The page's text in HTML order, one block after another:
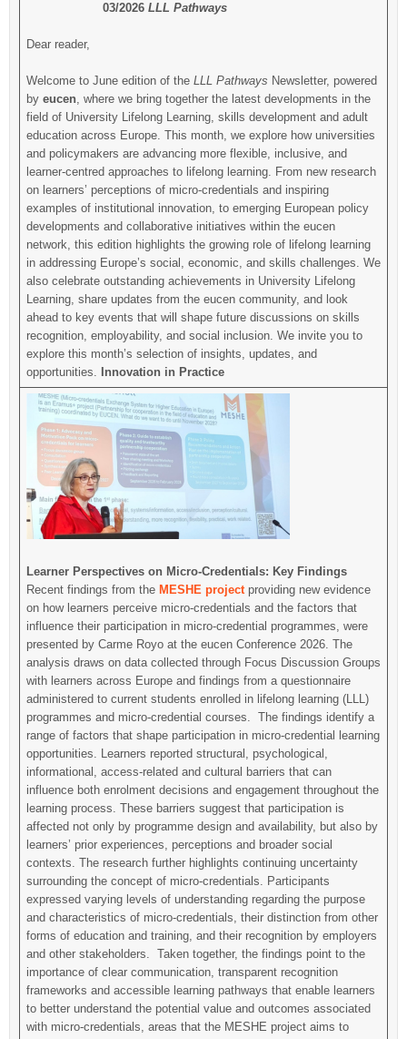
03/2026 LLL Pathways
Dear reader,
Welcome to June edition of the LLL Pathways Newsletter, powered
by eucen, where we bring together the latest developments in the
field of University Lifelong Learning, skills development and adult
education across Europe. This month, we explore how universities
and policymakers are advancing more flexible, inclusive, and
learner-centred approaches to lifelong learning. From new research
on learners’ perceptions of micro-credentials and inspiring
examples of institutional innovation, to emerging European policy
developments and collaborative initiatives within the eucen
network, this edition highlights the growing role of lifelong learning
in addressing Europe’s social, economic, and skills challenges. We
also celebrate outstanding achievements in University Lifelong
Learning, share updates from the eucen community, and look
ahead to key events that will shape future discussions on skills
recognition, employability, and social inclusion. We invite you to
explore this month’s selection of insights, updates, and
opportunities.
Innovation in Practice
Learner Perspectives on Micro-Credentials: Key Findings
Recent findings from the MESHE project providing new evidence
on how learners perceive micro-credentials and the factors that
influence their participation in micro-credential programmes, were
presented by Carme Royo at the eucen Conference 2026. The
analysis draws on data collected through Focus Discussion Groups
with learners across Europe and findings from a questionnaire
administered to current students enrolled in lifelong learning (LLL)
programmes and micro-credential courses. The findings identify a
range of factors that shape participation in micro-credential learning
opportunities. Learners reported structural, psychological,
informational, access-related and cultural barriers that can
influence both enrolment decisions and engagement throughout the
learning process. These barriers suggest that participation is
affected not only by programme design and availability, but also by
learners’ prior experiences, perceptions and broader social
contexts. The research further highlights continuing uncertainty
surrounding the concept of micro-credentials. Participants
expressed varying levels of understanding regarding the purpose
and characteristics of micro-credentials, their distinction from other
forms of education and training, and their recognition by employers
and other stakeholders. Taken together, the findings point to the
importance of clear communication, transparent recognition
frameworks and accessible learning pathways that enable learners
to better understand the potential value and outcomes associated
with micro-credentials, areas that the MESHE project aims to